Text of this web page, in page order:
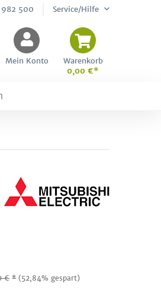
500 Service/Hilfe
Mein Konto
Warenkorb
0,00 €*
€ * (52,84% gespart)